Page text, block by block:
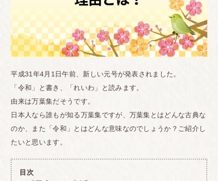
平成31年4月1日午前、新しい元号が発表されました。
「令和」と書き、「れいわ」と読みます。
由来は万葉集だそうです。
日本人なら誰もが知る万葉集ですが、万葉集とはどんな古典な
のか、また「令和」とはどんな意味なのでしょうか？ご紹介し
たいと思います。
目次